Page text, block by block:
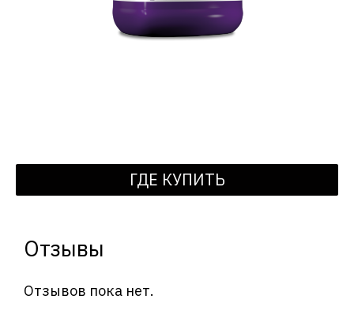
ГДЕ КУПИТЬ
Отзывы
Отзывов пока нет.